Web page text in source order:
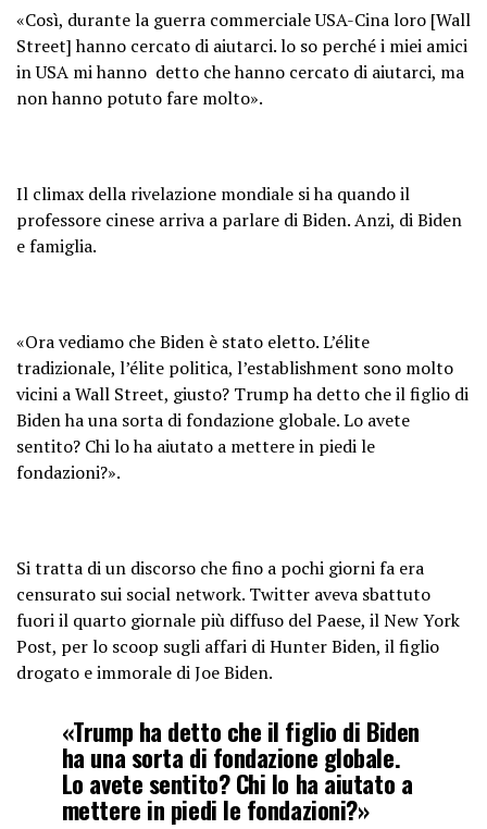
«Così, durante la guerra commerciale USA-Cina loro [Wall
Street] hanno cercato di aiutarci. lo so perché i miei amici
in USA mi hanno detto che hanno cercato di aiutarci, ma
non hanno potuto fare molto».
Il climax della rivelazione mondiale si ha quando il
professore cinese arriva a parlare di Biden. Anzi, di Biden
e famiglia.
«Ora vediamo che Biden è stato eletto. L’élite
tradizionale, l’élite politica, l’establishment sono molto
vicini a Wall Street, giusto? Trump ha detto che il figlio di
Biden ha una sorta di fondazione globale. Lo avete
sentito? Chi lo ha aiutato a mettere in piedi le
fondazioni?».
Si tratta di un discorso che fino a pochi giorni fa era
censurato sui social network. Twitter aveva sbattuto
fuori il quarto giornale più diffuso del Paese, il New York
Post, per lo scoop sugli affari di Hunter Biden, il figlio
drogato e immorale di Joe Biden.
«Trump ha detto che il figlio di Biden
ha una sorta di fondazione globale.
Lo avete sentito? Chi lo ha aiutato a
mettere in piedi le fondazioni?»